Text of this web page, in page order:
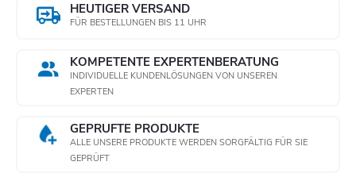
HEUTIGER VERSAND
FÜR BESTELLUNGEN BIS 11 UHR
KOMPETENTE EXPERTENBERATUNG
INDIVIDUELLE KUNDENLÖSUNGEN VON UNSEREN
EXPERTEN
GEPRÜFTE PRODUKTE
ALLE UNSERE PRODUKTE WERDEN SORGFÄLTIG FÜR SIE
GEPRÜFT